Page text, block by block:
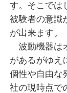
す。そこでは
被験者の意識
が出来ます。
波動機器は
があるがゆえ
個性や自由な
社の現時点で